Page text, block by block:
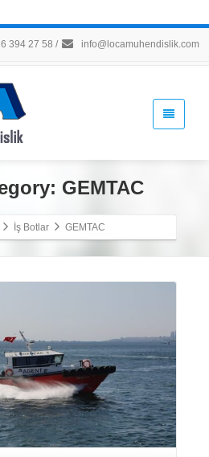
394 27 58 / info@locamuhendislik.com
GEMTAC
İş Botlar GEMTAC